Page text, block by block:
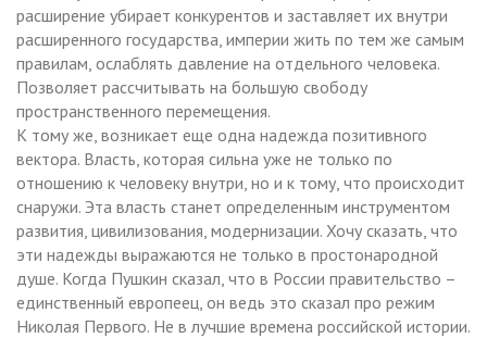
расширение убирает конкурентов и заставляет их внутри
расширенного государства, империи жить по тем же самым
правилам, ослаблять давление на отдельного человека.
Позволяет рассчитывать на большую свободу
пространственного перемещения.
К тому же, возникает еще одна надежда позитивного
вектора. Власть, которая сильна уже не только по
отношению к человеку внутри, но и к тому, что происходит
снаружи. Эта власть станет определенным инструментом
развития, цивилизования, модернизации. Хочу сказать, что
эти надежды выражаются не только в простонародной
душе. Когда Пушкин сказал, что в России правительство –
единственный европеец, он ведь это сказал про режим
Николая Первого. Не в лучшие времена российской истории.